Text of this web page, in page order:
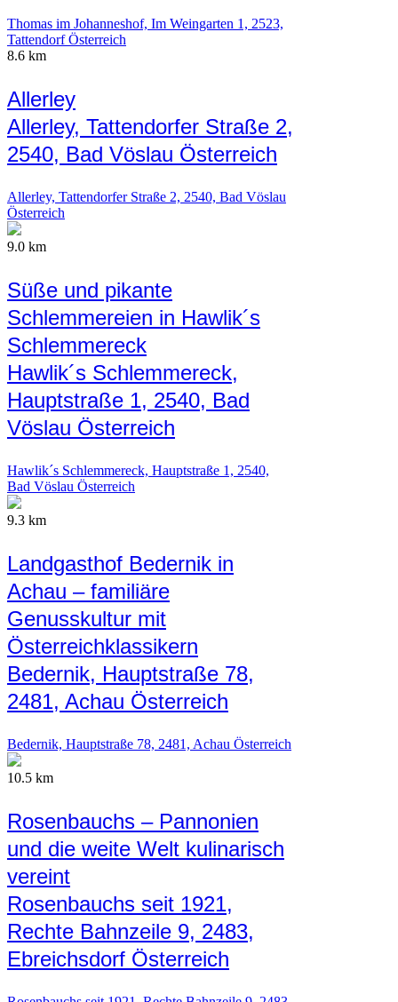
Thomas im Johanneshof, Im Weingarten 1, 2523,
Tattendorf Österreich
8.6 km
Allerley
Allerley, Tattendorfer Straße 2,
2540, Bad Vöslau Österreich
Allerley, Tattendorfer Straße 2, 2540, Bad Vöslau
Österreich
9.0 km
Süße und pikante
Schlemmereien in Hawlik´s
Schlemmereck
Hawlik´s Schlemmereck,
Hauptstraße 1, 2540, Bad
Vöslau Österreich
Hawlik´s Schlemmereck, Hauptstraße 1, 2540,
Bad Vöslau Österreich
9.3 km
Landgasthof Bedernik in
Achau – familiäre
Genusskultur mit
Österreichklassikern
Bedernik, Hauptstraße 78,
2481, Achau Österreich
Bedernik, Hauptstraße 78, 2481, Achau Österreich
10.5 km
Rosenbauchs – Pannonien
und die weite Welt kulinarisch
vereint
Rosenbauchs seit 1921,
Rechte Bahnzeile 9, 2483,
Ebreichsdorf Österreich